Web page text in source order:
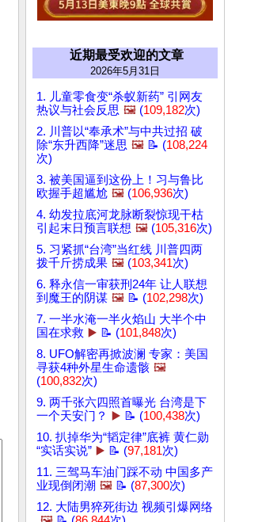
近期最受欢迎的文章
2026年5月31日
1. 儿童零食变“杀蚁新药” 引网友
热议与社会反思 🖼️ (109,182次)
2. 川普以“奉承术”与中共过招 破
除“东升西降”迷思 🖼️ 📝 (108,224
次)
3. 被美国逼到这份上！习与鲁比
欧握手超尴尬 🖼️ (106,936次)
4. 幼发拉底河龙脉断裂惊现干枯
引起末日预言联想 🖼️ (105,316次)
5. 习紧抓“台湾”当红线 川普四两
拨千斤捞成果 🖼️ (103,341次)
6. 释永信一审获刑24年 让人联想
到魔王的阴谋 🖼️ 📝 (102,298次)
7. 一半水淹一半火焰山 大半个中
国在求救 ▶️ 📝 (101,848次)
8. UFO解密再掀波澜 专家：美国
寻获4种外星生命遗骸 🖼️
(100,832次)
9. 两千张六四照首曝光 台湾是下
一个天安门？
▶️ 📝 (100,438次)
10. 扒掉华为“韬定律”底裤 黄仁勋
“实话实说” ▶️ 📝 (97,181次)
11. 三驾马车油门踩不动 中国多产
业现倒闭潮 🖼️ 📝 (87,300次)
12. 大陆男猝死街边 视频引爆网络